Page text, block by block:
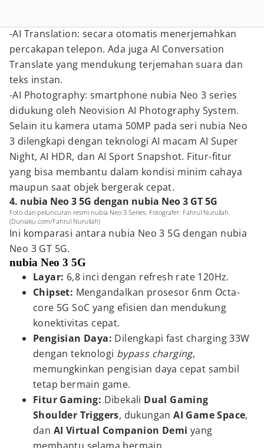
-AI Translation: secara otomatis menerjemahkan
percakapan telepon. Ada juga AI Conversation
Translate yang mendukung terjemahan suara dan
teks instan.
-AI Photography: smartphone nubia Neo 3 series
didukung oleh Neovision AI Photography System.
Selain itu kamera utama 50MP pada seri nubia Neo
3 dilengkapi dengan teknologi AI macam AI Super
Night, AI HDR, dan AI Sport Snapshot. Fitur-fitur
yang bisa membantu dalam kondisi minim cahaya
maupun saat objek bergerak cepat.
4. nubia Neo 3 5G dengan nubia Neo 3 GT 5G
Foto dari peluncuran resmi nubia Neo 3 Series. Fotografer: Fahrul Nurullah.
(Duniaku.com/Fahrul Nurullah)
Ini komparasi antara nubia Neo 3 5G dengan nubia
Neo 3 GT 5G.
nubia Neo 3 5G
Layar: 6,8 inci dengan refresh rate 120Hz.
Chipset: Mengandalkan prosesor 6nm Octa-
core 5G SoC yang efisien dan mendukung
konektivitas cepat.
Pengisian Daya: Dilengkapi fast charging 33W
dengan teknologi bypass charging,
memungkinkan pengisian daya cepat sambil
tetap bermain game.
Fitur Gaming: Dibekali Dual Gaming
Shoulder Triggers, dukunganAI Game Space,
dan AI Virtual Companion Demi yang